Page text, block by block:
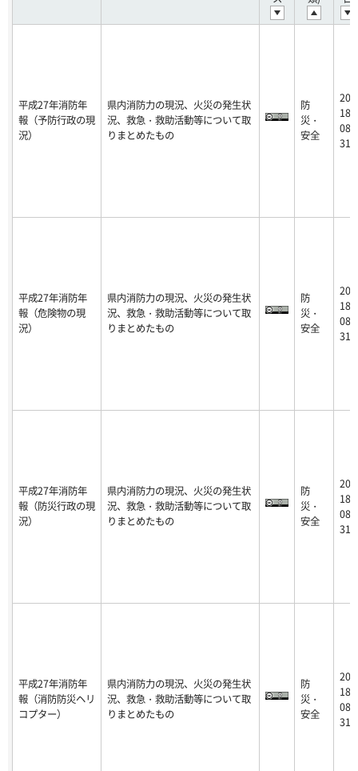
平成27年消防年
報（予防行政の現
況）
県内消防力の現況、火災の発生状
況、救急・救助活動等について取
りまとめたもの
防
災・
安全
20
18-
08-
31
平成27年消防年
報（危険物の現
況）
県内消防力の現況、火災の発生状
況、救急・救助活動等について取
りまとめたもの
防
災・
安全
20
18-
08-
31
平成27年消防年
報（防災行政の現
況）
県内消防力の現況、火災の発生状
況、救急・救助活動等について取
りまとめたもの
防
災・
安全
20
18-
08-
31
平成27年消防年
報（消防防災ヘリ
コプター）
県内消防力の現況、火災の発生状
況、救急・救助活動等について取
りまとめたもの
防
災・
安全
20
18-
08-
31